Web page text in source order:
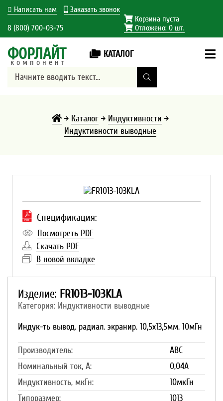
Написать нам Заказать звонок
8 (800) 700-03-75
Корзина пуста
Отложено: 0шт.
ФОРЛАЙТ
компонент
КАТАЛОГ
Каталог
Индуктивности
Индуктивности выводные
Спецификация:
Посмотреть PDF
Скачать PDF
В новой вкладке
Изделие: FR1013-103KLA
Категория: Индуктивности выводные
Индук-ть вывод. радиал. экранир. 10,5х13,5мм. 10мГн
Производитель:
ABC
Номинальный ток, А:
0,04A
Индуктивность, мкГн:
10мкГн
Типоразмер:
1013